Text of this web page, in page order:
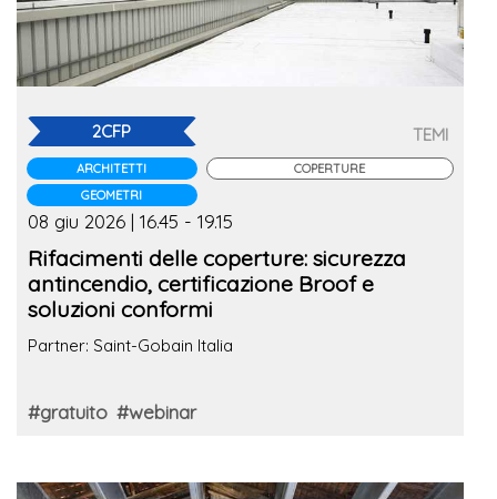
2CFP
ARCHITETTI
GEOMETRI
TEMI
COPERTURE
08 giu 2026 | 16.45 - 19.15
Rifacimenti delle coperture: sicurezza
antincendio, certificazione Broof e
soluzioni conformi
Partner: Saint-Gobain Italia
#gratuito #webinar